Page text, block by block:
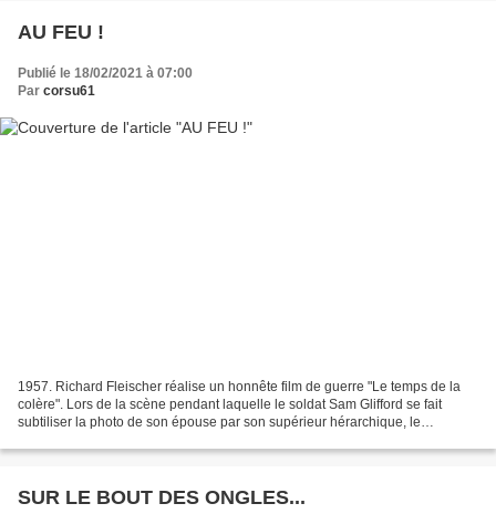
AU FEU !
Publié le 18/02/2021 à 07:00
Par corsu61
1957. Richard Fleischer réalise un honnête film de guerre "Le temps de la
colère". Lors de la scène pendant laquelle le soldat Sam Glifford se fait
subtiliser la photo de son épouse par son supérieur hérarchique, le
SUR LE BOUT DES ONGLES...